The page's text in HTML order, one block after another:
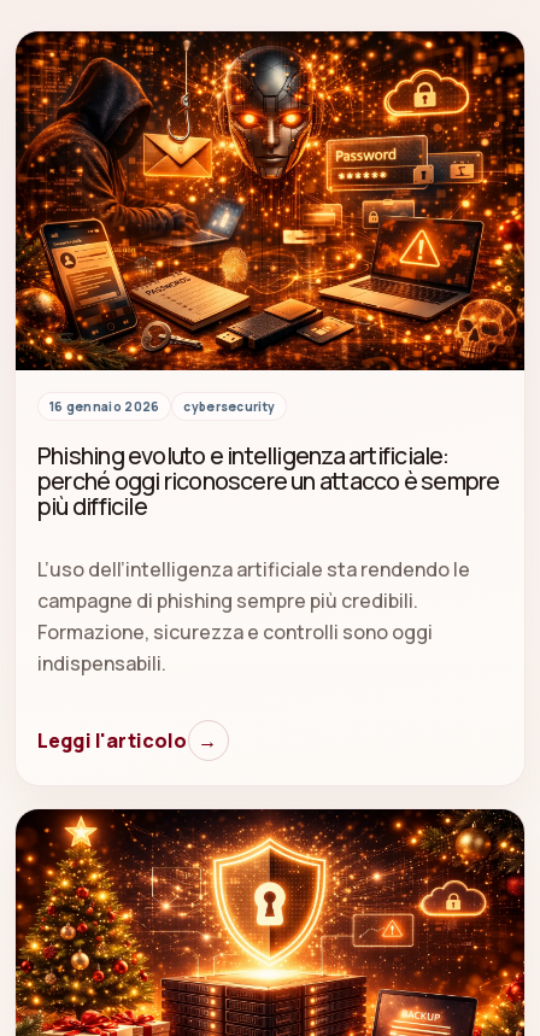
16 gennaio 2026 cybersecurity
Phishing evoluto e intelligenza artificiale:
perché oggi riconoscere un attacco è sempre
più difficile
L’uso dell’intelligenza artificiale sta rendendo le
campagne di phishing sempre più credibili.
Formazione, sicurezza e controlli sono oggi
indispensabili.
Leggi l'articolo →